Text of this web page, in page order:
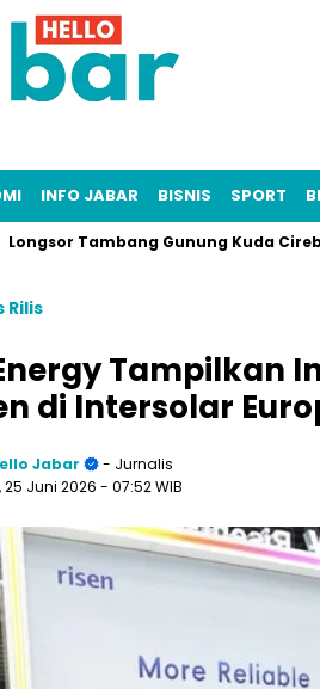
INFO JABAR BISNIS SPORT
Gunung Kuda Cirebon: 19
Rilis
Tampilkan
di Intersolar
Jabar
- Jurnalis
25 Juni 2026 - 07:52 WIB